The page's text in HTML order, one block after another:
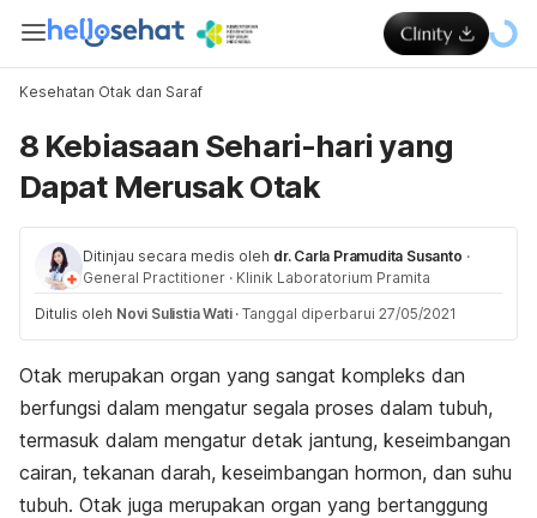
Kesehatan Otak dan Saraf
8 Kebiasaan Sehari-hari yang
Dapat Merusak Otak
Ditinjau secara medis oleh dr. Carla Pramudita Susanto ·
General Practitioner · Klinik Laboratorium Pramita
Ditulis oleh Novi Sulistia Wati · Tanggal diperbarui 27/05/2021
Otak merupakan organ yang sangat kompleks dan
berfungsi dalam mengatur segala proses dalam tubuh,
termasuk dalam mengatur detak jantung, keseimbangan
cairan, tekanan darah, keseimbangan hormon, dan suhu
tubuh. Otak juga merupakan organ yang bertanggung